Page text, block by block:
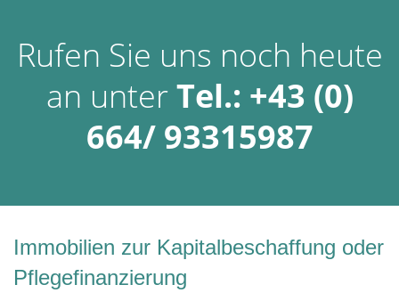
Rufen Sie uns noch heute
an unterTel.: +43 (0)
664/ 93315987
Immobilien zur Kapitalbeschaffung oder
Pflegefinanzierung